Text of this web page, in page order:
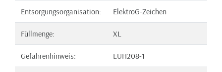
Entsorgungsorganisation: ElektroG-Zeichen
Füllmenge: XL
Gefahrenhinweis: EUH208-1